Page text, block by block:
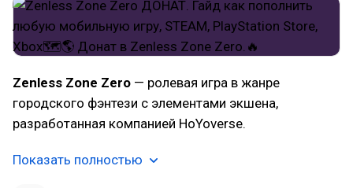
Zenless Zone Zero — ролевая игра в жанре
городского фэнтези с элементами экшена,
разработанная компанией HoYoverse.
Показать полностью